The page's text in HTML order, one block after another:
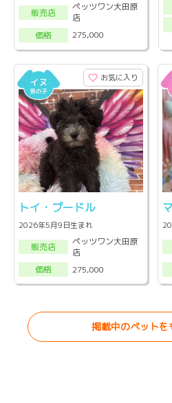
販売店
ペッツワン大田原
店
価格
275,000
お気に入り
トイ・プードル
2026年5月9日生まれ
販売店
ペッツワン大田原
店
価格
275,000
掲載中のペットを